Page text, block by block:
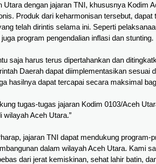
dengan jajaran TNI, khususnya Kodim
Produk dari keharmonisan tersebut, dapat
telah dirintis selama ini. Seperti
program pengendalian inflasi dan stunting.
saja harus terus dipertahankan dan
Daerah dapat diimplementasikan sesuai
hasilnya dapat tercapai secara maksimal
tugas-tugas jajaran Kodim 0103/Aceh
wilayah Aceh Utara.”
jajaran TNI dapat mendukung program-
dalam wilayah Aceh Utara. Kami
dari jerat kemiskinan, sehat lahir batin,